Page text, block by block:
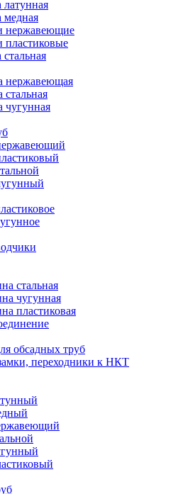
латунная
медная
нержавеющие
пластиковые
нержавеющая
стальная
чугунная
стальная
чугунная
пластиковая
обсадных труб
переходники к НКТ